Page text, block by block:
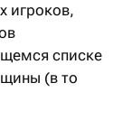
игроков,
списке
(в то